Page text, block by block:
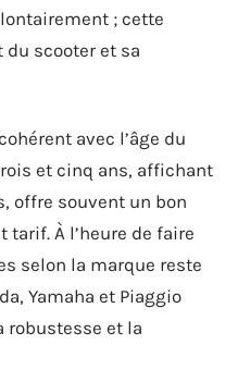
; cette
du scooter et sa
avec l’âge du
et cinq ans, affichant
offre souvent un bon
À l’heure de faire
selon la marque reste
Yamaha et Piaggio
robustesse et la